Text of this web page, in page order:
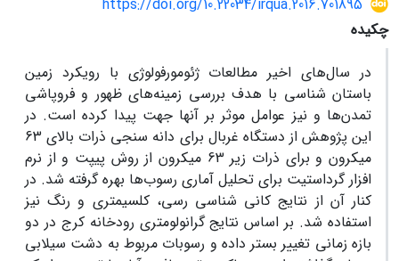
https://doi.org/10.22034/irqua.2016.701895
چکیده
در سال‌های اخیر مطالعات ژئومورفولوژی با رویکرد زمین
باستان شناسی با هدف بررسی زمینه‌های ظهور و فروپاشی
تمدن‌ها و نیز عوامل موثر بر آنها جهت پیدا کرده است. در
این پژوهش از دستگاه غربال برای دانه سنجی ذرات بالای 63
میکرون و برای ذرات زیر 63 میکرون از روش پیپت و از نرم
افزار گرداستیت برای تحلیل آماری رسوب‌ها بهره گرفته شد. در
کنار آن از نتایج کانی شناسی رسی، کلسیمتری و رنگ نیز
استفاده شد. بر اساس نتایج گرانولومتری رودخانه کرج در دو
بازه زمانی تغییر بستر داده و رسوبات مربوط به دشت سیلابی